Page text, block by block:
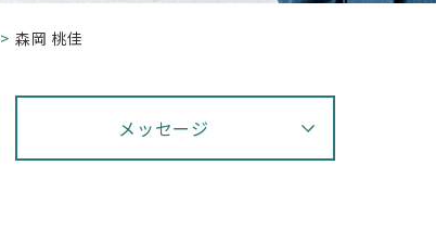
森岡 桃佳
メッセージ